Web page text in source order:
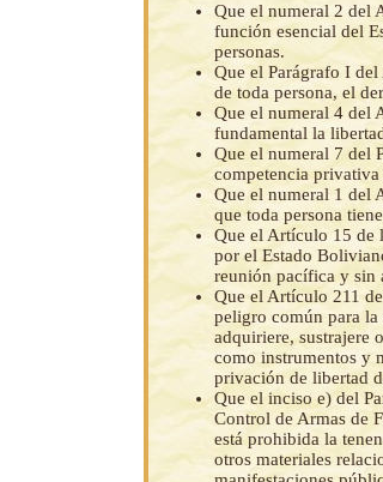
Que el numeral 2 del
función esencial del
personas.
Que el Parágrafo I
de toda persona, el
Que el numeral 4 del
fundamental la
Que el numeral 7 del
competencia
Que el numeral 1 del
que toda persona
Que el Artículo 15 de
por el Estado
reunión pacífica y sin
Que el Artículo 211
peligro común para
adquiriere, sustrajere
como instrumentos y
privación de libertad
Que el inciso e) del
Control de Armas de
está prohibida la
otros materiales